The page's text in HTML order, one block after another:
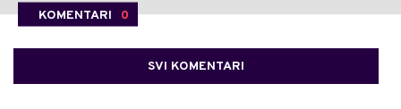
KOMENTARI 0
SVI KOMENTARI